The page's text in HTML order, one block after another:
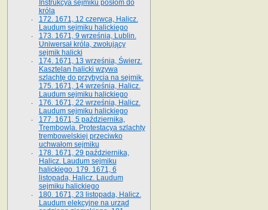
Instrukcya sejmiku posłom do
króla
172. 1671, 12 czerwca, Halicz.
Laudum sejmiku halickiego
173. 1671, 9 września, Lublin.
Uniwersał króla, zwołujący
sejmik halicki
174. 1671, 13 września, Świerz.
Kasztelan halicki wzywa
szlachtę do przybycia na sejmik.
175. 1671, 14 września, Halicz.
Laudum sejmiku halickiego
176. 1671, 22 września, Halicz.
Laudum sejmiku halickiego
177. 1671, 5 października,
Trembowla. Protestacya szlachty
trembowelskiej przeciwko
uchwałom sejmiku
178. 1671, 29 października,
Halicz. Laudum sejmiku
halickiego. 179. 1671, 6
listopada, Halicz. Laudum
sejmiku halickiego
180. 1671, 23 listopada, Halicz.
Laudum elekcyjne na urząd